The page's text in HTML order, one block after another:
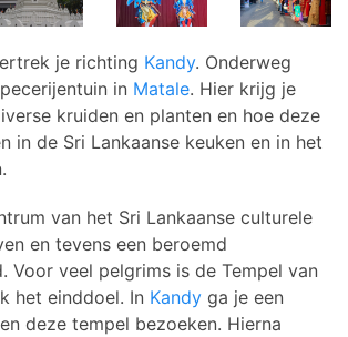
je richting Kandy. Onderweg
in Matale. Hier krijg je
kruiden en planten en hoe deze
in de Sri Lankaanse keuken en in het
van het Sri Lankaanse culturele
en tevens een beroemd
Voor veel pelgrims is de Tempel van
het einddoel. In Kandy ga je een
deze tempel bezoeken. Hierna